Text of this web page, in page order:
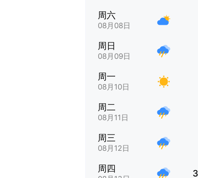
周六
08月08日
周日
08月09日
周一
08月10日
周二
08月11日
周三
08月12日
周四